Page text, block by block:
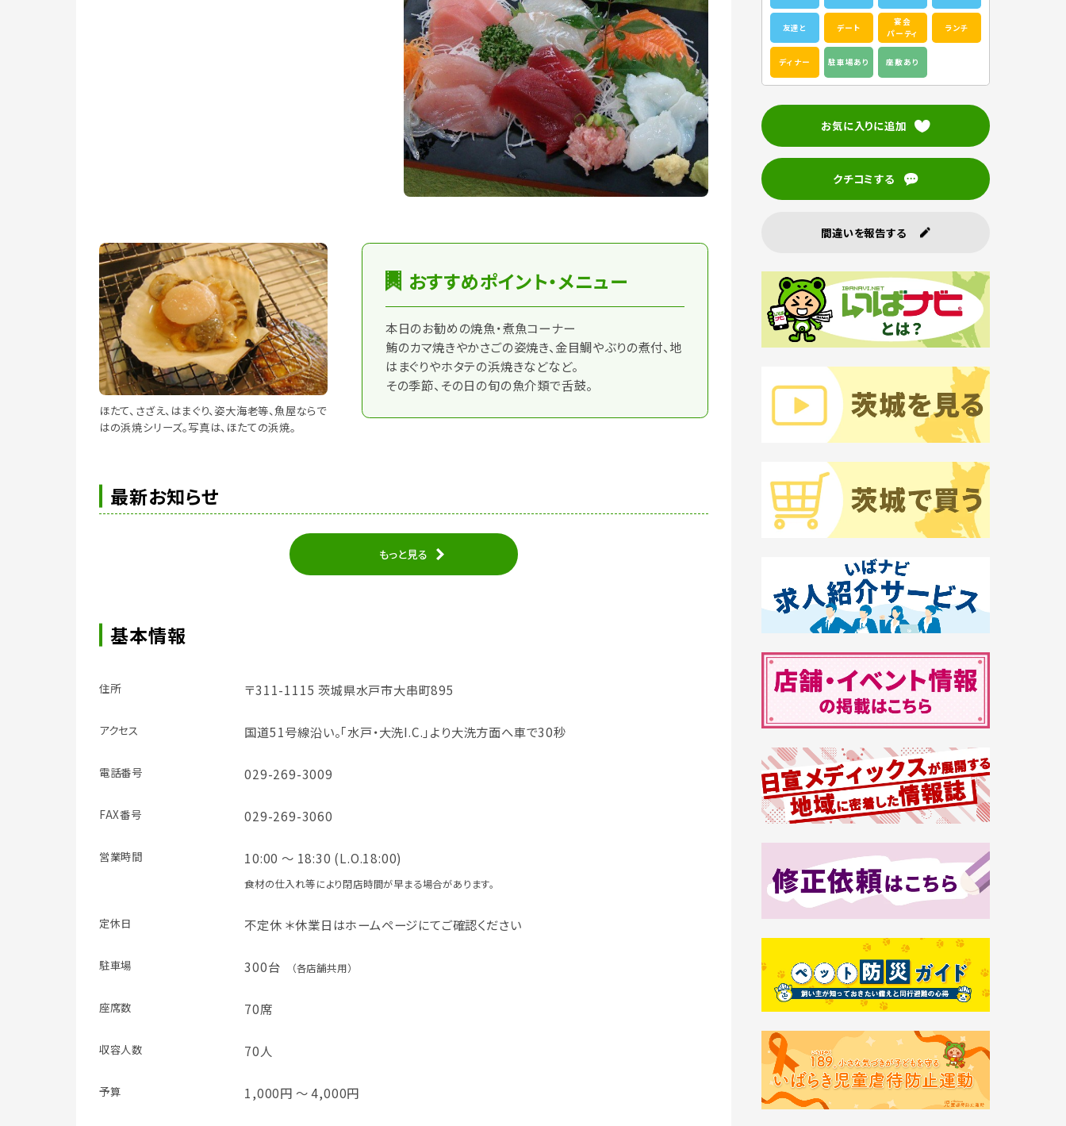
ほたて、さざえ、はまぐり、姿大海老等、魚屋ならで
はの浜焼シリーズ。写真は、ほたての浜焼。
おすすめポイント・メニュー
本日のお勧めの焼魚・煮魚コーナー
鮪のカマ焼きやかさごの姿焼き、金目鯛やぶりの煮付、地
はまぐりやホタテの浜焼きなどなど。
その季節、その日の旬の魚介類で舌鼓。
最新お知らせ
もっと見る
基本情報
住所 〒311-1115 茨城県水戸市大串町895
アクセス 国道51号線沿い。｢水戸・大洗I.C.｣より大洗方面へ車で30秒
電話番号 029-269-3009
FAX番号 029-269-3060
営業時間 10:00 ～ 18:30 (L.O.18:00)
食材の仕入れ等により閉店時間が早まる場合があります。
定休日 不定休 ＊休業日はホームページにてご確認ください
駐車場 300台 （各店舗共用）
座席数 70席
収容人数 70人
予算 1,000円 ～ 4,000円
友達と デート
宴会
パーティ
ランチ
ディナー 駐車場あり 座敷あり
お気に入りに追加
クチコミする
間違いを報告する